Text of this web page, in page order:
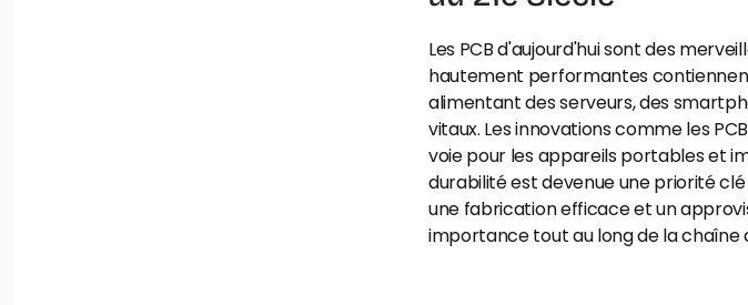
Les PCB d'aujourd'hui sont des
hautement performantes
alimentant des serveurs, des
vitaux. Les innovations comme les
voie pour les appareils portables et
durabilité est devenue une priorité
une fabrication efficace et un
importance tout au long de la chaîne